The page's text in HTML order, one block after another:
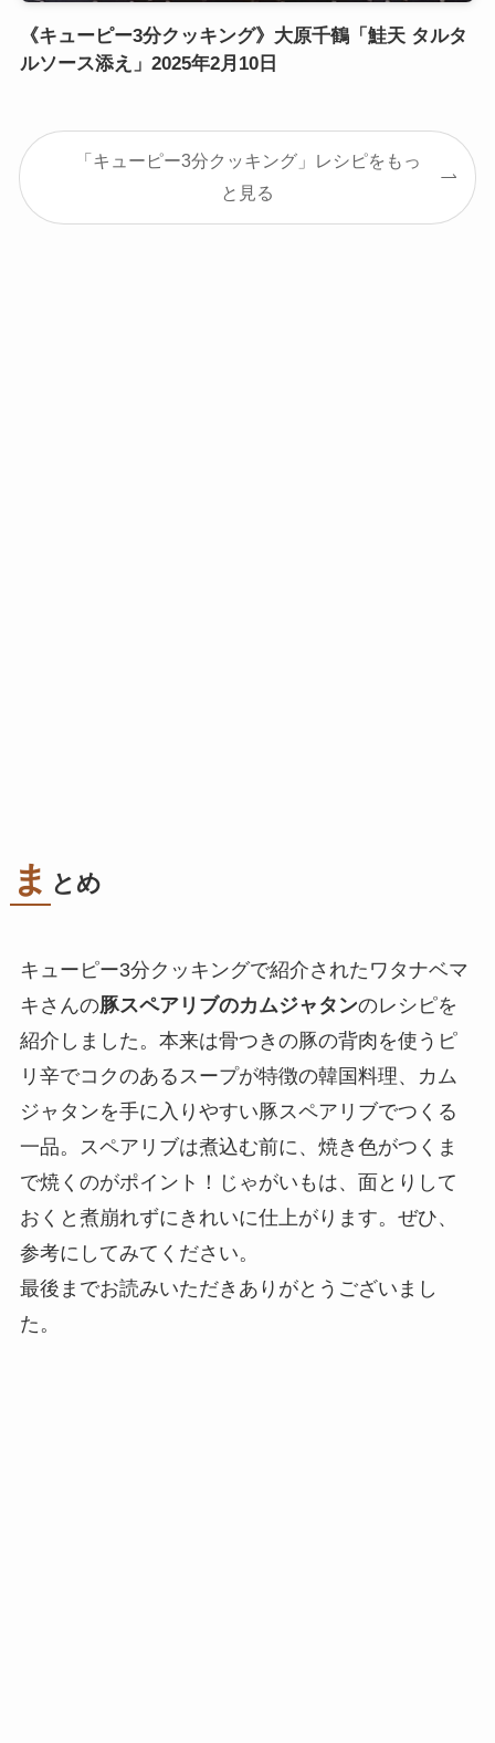
《キューピー3分クッキング》大原千鶴「鮭天 タルタ
ルソース添え」2025年2月10日
「キューピー3分クッキング」レシピをもっ
と見る
ま とめ
キューピー3分クッキングで紹介されたワタナベマ
キさんの豚スペアリブのカムジャタンのレシピを
紹介しました。本来は骨つきの豚の背肉を使うピ
リ辛でコクのあるスープが特徴の韓国料理、カム
ジャタンを手に入りやすい豚スペアリブでつくる
一品。スペアリブは煮込む前に、焼き色がつくま
で焼くのがポイント！じゃがいもは、面とりして
おくと煮崩れずにきれいに仕上がります。ぜひ、
参考にしてみてください。
最後までお読みいただきありがとうございまし
た。